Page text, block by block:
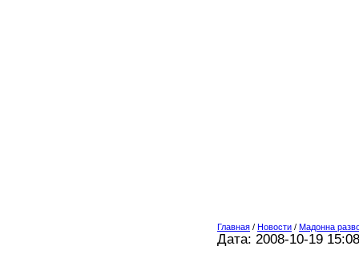
Главная / Новости / Мадонна
Дата: 2008-10-19 15:08